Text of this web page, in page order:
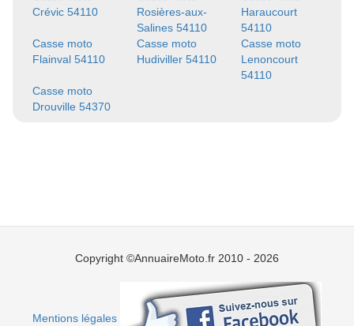
Crévic 54110
Rosières-aux-
Salines 54110
Haraucourt
54110
Casse moto
Flainval 54110
Casse moto
Hudiviller 54110
Casse moto
Lenoncourt
54110
Casse moto
Drouville 54370
Copyright ©AnnuaireMoto.fr 2010 - 2026
Mentions légales